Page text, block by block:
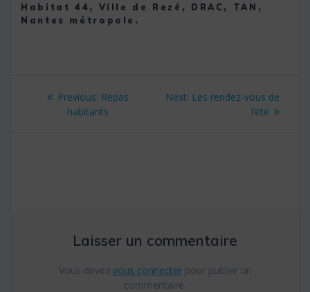
Habitat 44, Ville de Rezé, DRAC, TAN,
Nantes métropole.
Navigation
Previous: Previous
post:
Repas
habitants
Next: Next
Les rendez-vous de
l’été
Laisser un commentaire
Vous devez vous connecterpour publier un
commentaire.